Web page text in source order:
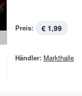
Preis: € 1,99
Händler: Markthalle